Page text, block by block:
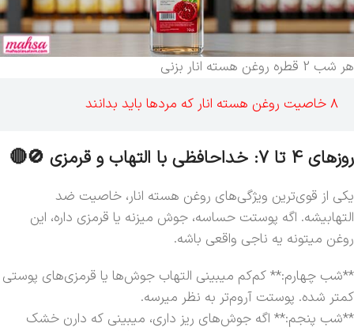
هر شب 2 قطره روغن هسته انار بزنی
8 خاصیت روغن هسته انار که مردها باید بدانند
روزهای 4 تا 7: خداحافظی با التهاب و قرمزی 🚫🔴
یکی از قوی‌ترین ویژگی‌های روغن هسته انار، خاصیت ضد
التهابیشه. اگه پوستت حساسه، جوش میزنه یا قرمزی داره، این
روغن میتونه یه ناجی واقعی باشه.
**شب چهارم:** کم‌کم میبینی التهاب جوش‌ها یا قرمزی‌های پوستی
کمتر شده. پوستت آروم‌تر به نظر میرسه.
**شب پنجم:** اگه جوش‌های ریز داری، میبینی که دارن خشک